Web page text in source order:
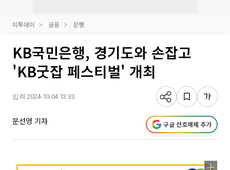
이투데이 금융 은행
KB국민은행, 경기도와 손잡고
'KB굿잡 페스티벌' 개최
입력 2024-10-04 13:33
문선영 기자 구글 선호매체 추가